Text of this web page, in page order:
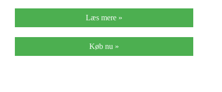
Læs mere »
Køb nu »